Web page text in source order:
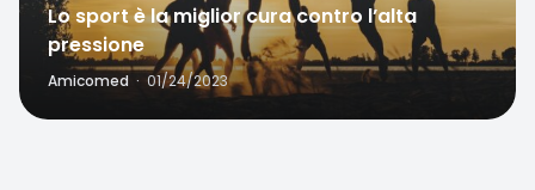
Lo sport è la miglior cura contro l’alta
pressione
Amicomed · 01/24/2023